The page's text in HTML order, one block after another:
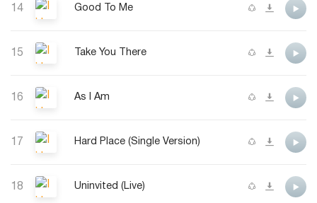
14 Good To Me
15 Take You There
16 As I Am
17 Hard Place (Single Version)
18 Uninvited (Live)